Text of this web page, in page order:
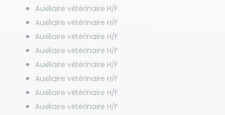
Auxiliaire vétérinaire H/F
Auxiliaire vétérinaire H/F
Auxiliaire vétérinaire H/F
Auxiliaire vétérinaire H/F
Auxiliaire vétérinaire H/F
Auxiliaire vétérinaire H/F
Auxiliaire vétérinaire H/F
Auxiliaire vétérinaire H/F